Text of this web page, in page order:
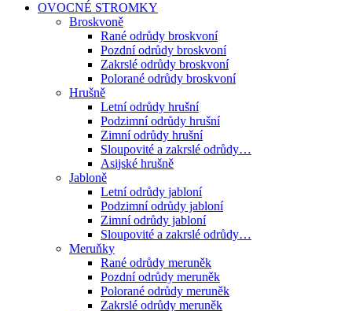
OVOCNÉ STROMKY
Broskvoně
Rané odrůdy broskvoní
Pozdní odrůdy broskvoní
Zakrslé odrůdy broskvoní
Polorané odrůdy broskvoní
Hrušně
Letní odrůdy hrušní
Podzimní odrůdy hrušní
Zimní odrůdy hrušní
Sloupovité a zakrslé odrůdy…
Asijské hrušně
Jabloně
Letní odrůdy jabloní
Podzimní odrůdy jabloní
Zimní odrůdy jabloní
Sloupovité a zakrslé odrůdy…
Meruňky
Rané odrůdy meruněk
Pozdní odrůdy meruněk
Polorané odrůdy meruněk
Zakrslé odrůdy meruněk